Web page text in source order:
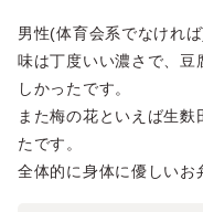
男性(体育会系でなけれ
味は丁度いい濃さで、豆
しかったです。
また梅の花といえば生
たです。
全体的に身体に優しいお